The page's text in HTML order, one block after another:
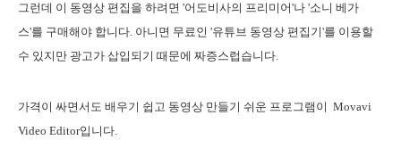
그런데 이 동영상 편집을 하려면 '어도비사의 프리미어'나 '소니 베가
스'를 구매해야 합니다. 아니면 무료인 '유튜브 동영상 편집기'를 이용할
수 있지만 광고가 삽입되기 때문에 짜증스럽습니다.
가격이 싸면서도 배우기 쉽고 동영상 만들기 쉬운 프로그램이 Movavi
Video Editor입니다.